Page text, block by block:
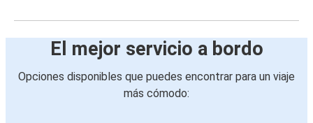
El mejor servicio a bordo
Opciones disponibles que puedes encontrar para un viaje
más cómodo: